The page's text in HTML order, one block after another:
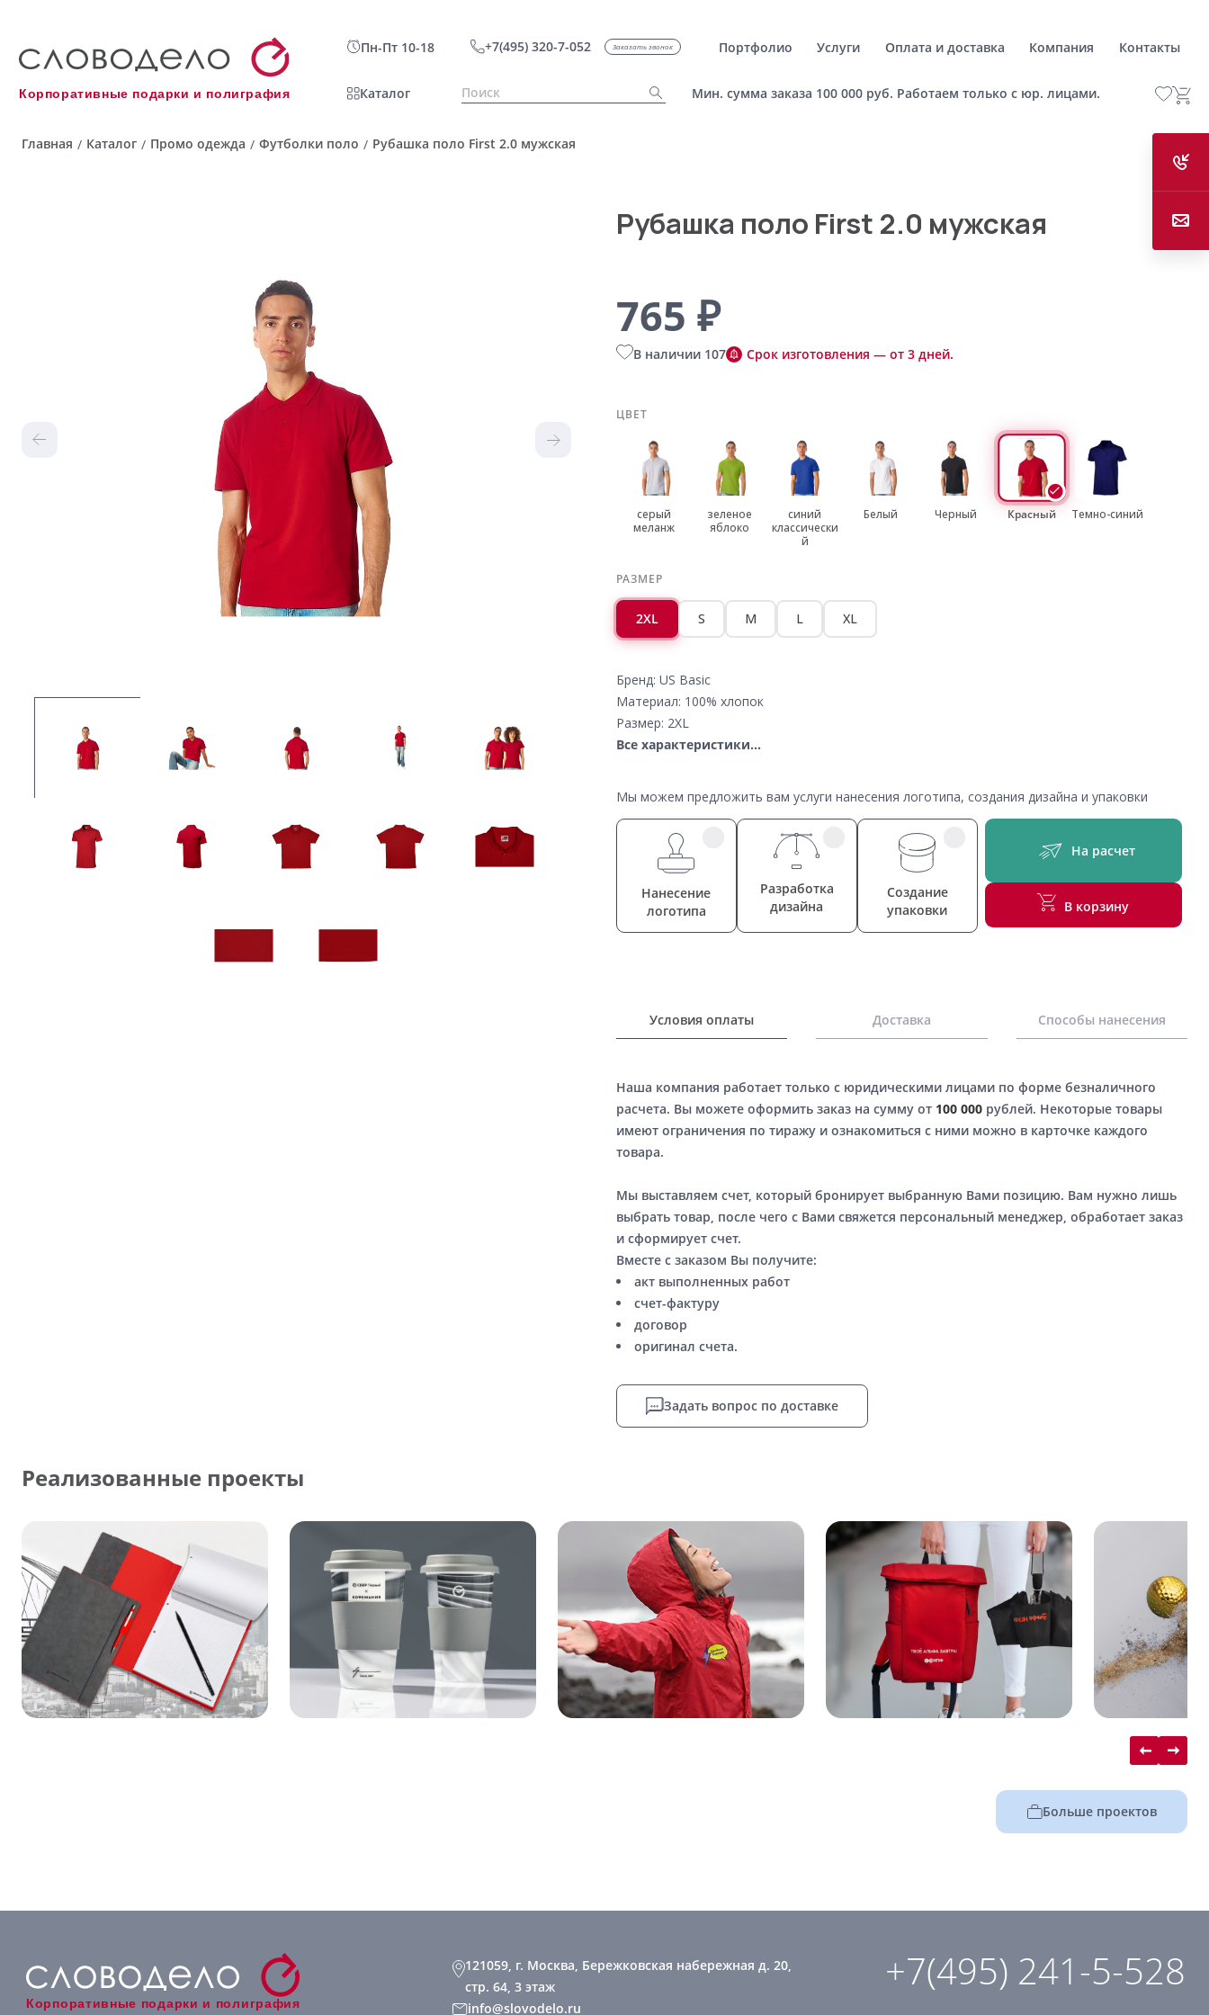
Корпоративные подарки и полиграфия
Пн-Пт 10-18 +7(495) 320-7-052 Заказать звонок Портфолио Услуги Оплата и доставка Компания Контакты
Каталог Мин. сумма заказа 100 000 руб. Работаем только с юр. лицами.
Главная / Каталог / Промо одежда / Футболки поло / Рубашка поло First 2.0 мужская
Рубашка поло First 2.0 мужская
765 ₽
В наличии 107 Срок изготовления — от 3 дней.
ЦВЕТ
серый
меланж
зеленое
яблоко
синий
классически
й
Белый Черный Красный Темно-синий
РАЗМЕР
2XL S M L XL
Бренд: US Basic
Материал: 100% хлопок
Размер: 2XL
Все характеристики...
Мы можем предложить вам услуги нанесения логотипа, создания дизайна и упаковки
Нанесение
логотипа
Разработка
дизайна
Создание
упаковки
На расчет
В корзину
Условия оплаты Доставка Способы нанесения
Наша компания работает только с юридическими лицами по форме безналичного
расчета. Вы можете оформить заказ на сумму от 100 000рублей. Некоторые товары
имеют ограничения по тиражу и ознакомиться с ними можно в карточке каждого
товара.
Мы выставляем счет, который бронирует выбранную Вами позицию. Вам нужно лишь
выбрать товар, после чего с Вами свяжется персональный менеджер, обработает заказ
и сформирует счет.
Вместе с заказом Вы получите:
акт выполненных работ
счет-фактуру
договор
оригинал счета.
Задать вопрос по доставке
Реализованные проекты
Больше проектов
Корпоративные подарки и полиграфия
121059, г. Москва, Бережковская набережная д. 20,
стр. 64, 3 этаж
info@slovodelo.ru
+7(495) 241-5-528